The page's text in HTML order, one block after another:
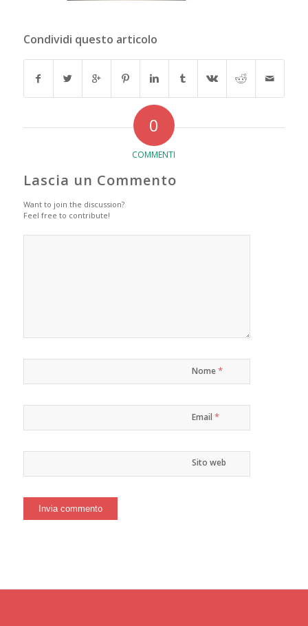
Condividi questo articolo
0
COMMENTI
Lascia un Commento
Want to join the discussion?
Feel free to contribute!
Nome*
Email *
Sito web